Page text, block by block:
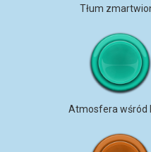
Tłum
Atmosfera wśród